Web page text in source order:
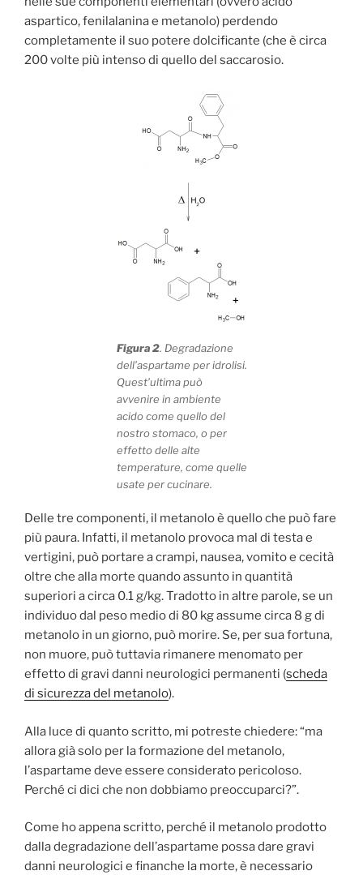
aspartico, fenilalanina e metanolo) perdendo
completamente il suo potere dolcificante (che è circa
200 volte più intenso di quello del saccarosio.
Figura 2. Degradazione
dell’aspartame per idrolisi.
Quest’ultima può
avvenire in ambiente
acido come quello del
nostro stomaco, o per
effetto delle alte
temperature, come quelle
usate per cucinare.
Delle tre componenti, il metanolo è quello che può fare
più paura. Infatti, il metanolo provoca mal di testa e
vertigini, può portare a crampi, nausea, vomito e cecità
oltre che alla morte quando assunto in quantità
superiori a circa 0.1 g/kg. Tradotto in altre parole, se un
individuo dal peso medio di 80 kg assume circa 8 g di
metanolo in un giorno, può morire. Se, per sua fortuna,
non muore, può tuttavia rimanere menomato per
effetto di gravi danni neurologici permanenti (scheda
di sicurezza del metanolo).
Alla luce di quanto scritto, mi potreste chiedere: “ma
allora già solo per la formazione del metanolo,
l’aspartame deve essere considerato pericoloso.
Perché ci dici che non dobbiamo preoccuparci?”.
Come ho appena scritto, perché il metanolo prodotto
dalla degradazione dell’aspartame possa dare gravi
danni neurologici e finanche la morte, è necessario